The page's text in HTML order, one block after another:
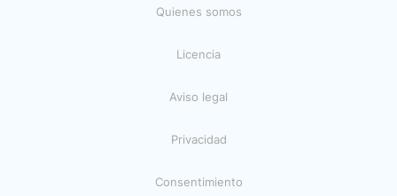
Quienes somos
Licencia
Aviso legal
Privacidad
Consentimiento